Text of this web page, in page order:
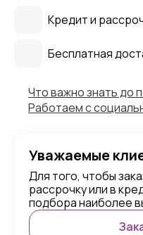
Кредит и
Бесплатная
Что важно знать до
Работаем с
Уважаемые
Для того, чтобы
рассрочку или в
подбора наиболее